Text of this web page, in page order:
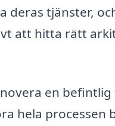
deras tjänster,
att hitta rätt
en befintlig
hela processen